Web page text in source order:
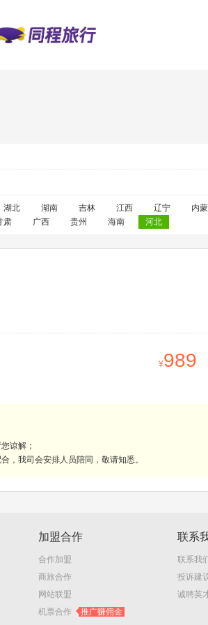
湖北 湖南 吉林 江西 辽宁 内
肃 广西 贵州 海南 河北
989
谅解；
，我司会安排人员陪同，敬请知悉。
加盟合作
合作加盟
商旅合作
网站联盟
机票合作
推广赚佣金
联系
联系我
投诉建
诚聘英